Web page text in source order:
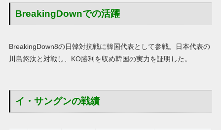
BreakingDownでの活躍
BreakingDown8の日韓対抗戦に韓国代表として参戦。日本代表の
川島悠汰と対戦し、KO勝利を収め韓国の実力を証明した。
イ・サングンの戦績